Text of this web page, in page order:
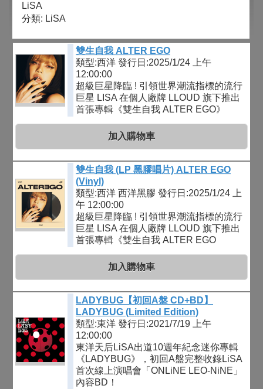
LiSA
分類: LiSA
雙生自我 ALTER EGO
類型:西洋 發行日:2025/1/24 上午
12:00:00
超級巨星降臨 ! 引領世界潮流指標的流行
巨星 LISA 在個人廠牌 LLOUD 旗下推出
首張專輯《雙生自我 ALTER EGO》
加入購物車
雙生自我 (LP 黑膠唱片) ALTER EGO
(Vinyl)
類型:西洋 西洋黑膠 發行日:2025/1/24 上
午 12:00:00
超級巨星降臨 ! 引領世界潮流指標的流行
巨星 LISA 在個人廠牌 LLOUD 旗下推出
首張專輯《雙生自我 ALTER EGO
加入購物車
LADYBUG【初回A盤 CD+BD】
LADYBUG (Limited Edition)
類型:東洋 發行日:2021/7/19 上午
12:00:00
東洋天后LiSA出道10週年紀念迷你專輯
《LADYBUG》，初回A盤完整收錄LiSA
首次線上演唱會「ONLiNE LEO-NiNE」
內容BD！